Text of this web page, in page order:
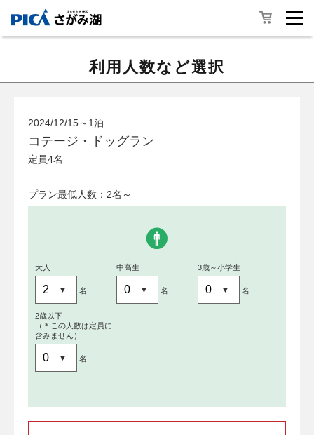
利用人数など選択
2024/12/15～1泊
コテージ・ドッグラン
定員4名
プラン最低人数：2名～
大人
名
中高生
名
3歳～小学生
名
2歳以下
（＊この人数は定員に
含みません）
名